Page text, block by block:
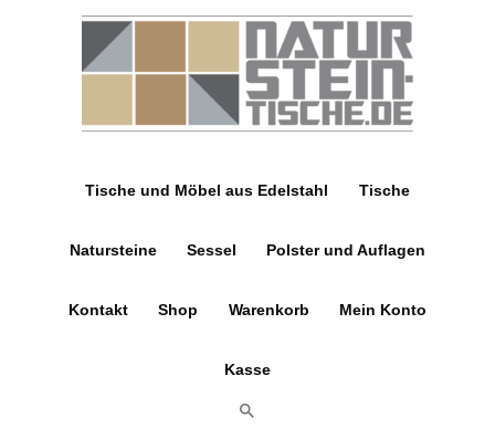
Tische und Möbel aus Edelstahl Tische
Natursteine Sessel Polster und Auflagen
Kontakt Shop Warenkorb Mein Konto
Kasse
Suchen